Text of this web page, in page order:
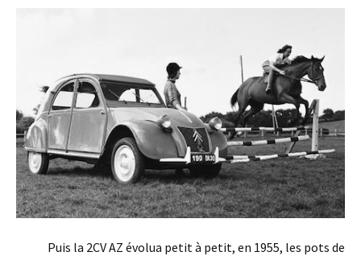
Puis la 2CV AZ évolua petit à petit, en 1955, les pots de